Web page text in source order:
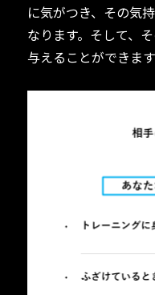
に気がつき、その気
なります。そして、
与えることができます